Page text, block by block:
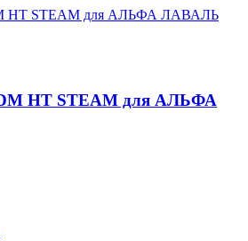
HT STEAM для АЛЬФА